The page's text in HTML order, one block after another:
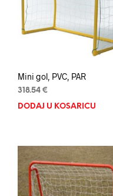
Mini gol, PVC, PAR
318.54 €
DODAJ U KOŠARICU